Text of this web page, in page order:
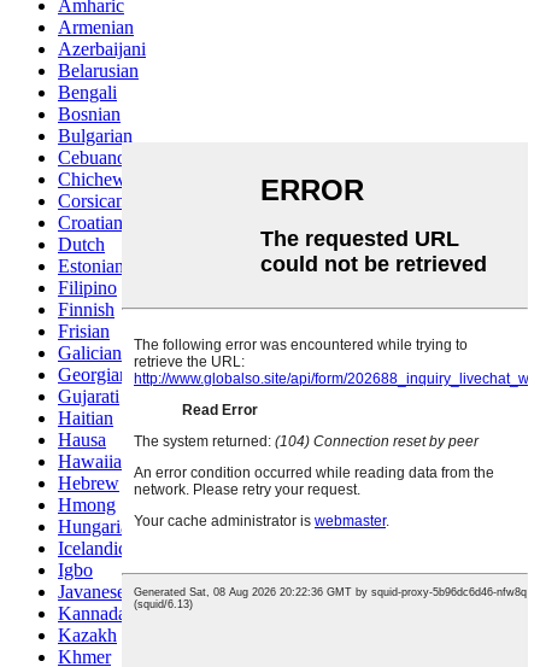
Amharic
Armenian
Azerbaijani
Belarusian
Bengali
Bosnian
Bulgarian
Cebuano
Chichewa
Corsican
Croatian
Dutch
Estonian
Filipino
Finnish
Frisian
Galician
Georgian
Gujarati
Haitian
Hausa
Hawaiian
Hebrew
Hmong
Hungarian
Icelandic
Igbo
Javanese
Kannada
Kazakh
Khmer